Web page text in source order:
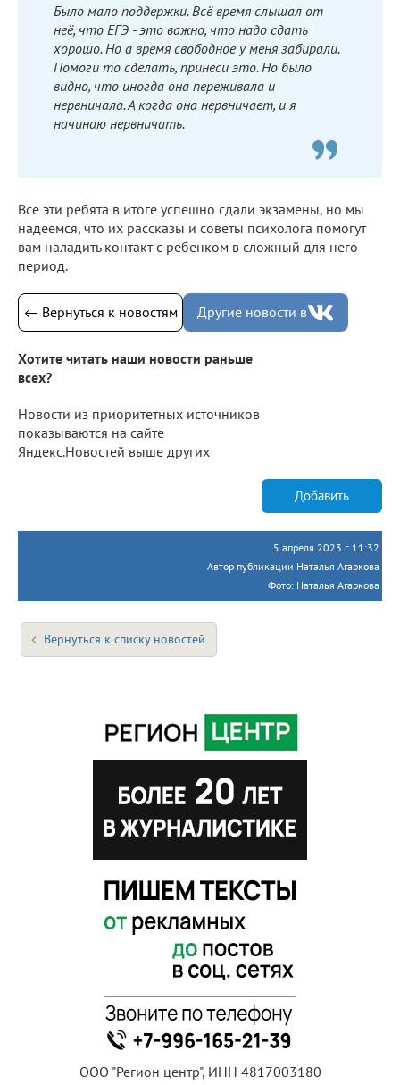
Было мало поддержки. Всё время слышал от
неё, что ЕГЭ - это важно, что надо сдать
хорошо. Но а время свободное у меня забирали.
Помоги то сделать, принеси это. Но было
видно, что иногда она переживала и
нервничала. А когда она нервничает, и я
начинаю нервничать.
Все эти ребята в итоге успешно сдали экзамены, но мы
надеемся, что их рассказы и советы психолога помогут
вам наладить контакт с ребенком в сложный для него
период.
← Вернуться к новостям Другие новости в
Хотите читать наши новости раньше
всех?
Новости из приоритетных источников
показываются на сайте
Яндекс.Новостей выше других
Добавить
5 апреля 2023 г. 11:32
Автор публикации Наталья Агаркова
Фото: Наталья Агаркова
Вернуться к списку новостей
ООО "Регион центр", ИНН 4817003180